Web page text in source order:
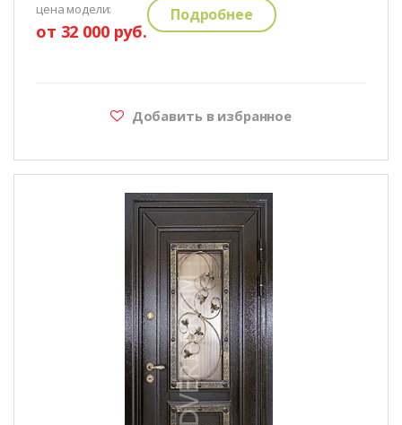
цена модели:
от 32 000 руб.
Подробнее
Добавить в избранное